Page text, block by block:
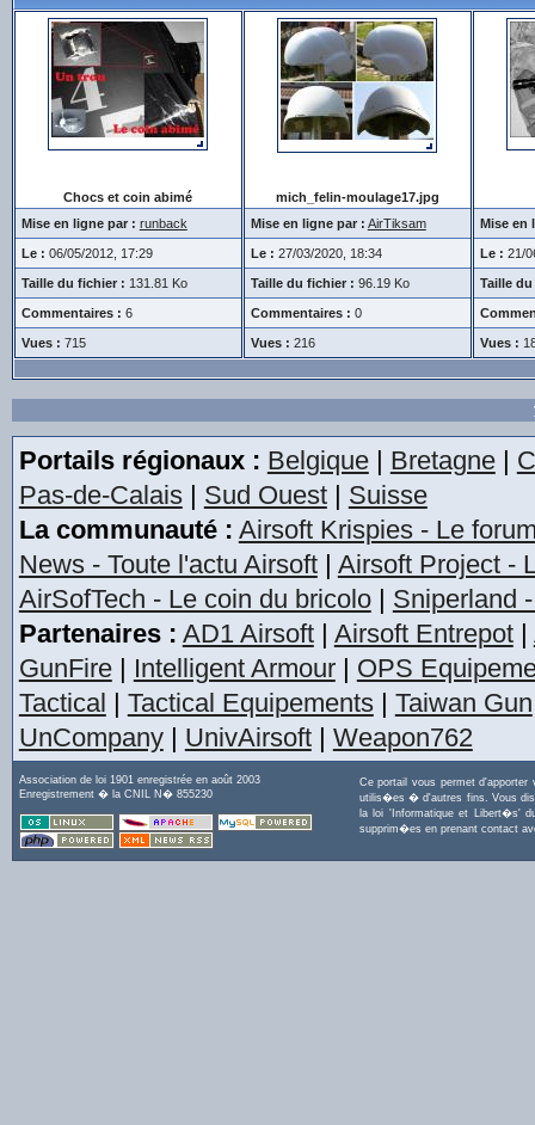
Chocs et coin abimé
Mise en ligne par : runback
Le : 06/05/2012, 17:29
Taille du fichier : 131.81 Ko
Commentaires : 6
Vues : 715
mich_felin-moulage17.jpg
Mise en ligne par : AirTiksam
Le : 27/03/2020, 18:34
Taille du fichier : 96.19 Ko
Commentaires : 0
Vues : 216
Mise en
Le : 21/
Taille
Vues :
Portails régionaux : Belgique| Bretagne|
Pas-de-Calais| Sud Ouest| Suisse
La communauté : Airsoft Krispies - Le
News - Toute l'actu Airsoft| Airsoft Project -
AirSofTech - Le coin du bricolo| Sniperland
Partenaires : AD1 Airsoft| Airsoft Entrepot|
GunFire| Intelligent Armour| OPS
Tactical | Tactical Equipements| Taiwan Gun
UnCompany| UnivAirsoft| Weapon762
Association de loi 1901 enregistrée en août 2003
Enregistrement � la CNIL N� 855230
Ce portail vous permet
utilis�es � d'autres fins. Vous
la loi 'Informatique et Libert�s'
supprim�es en prenant contact